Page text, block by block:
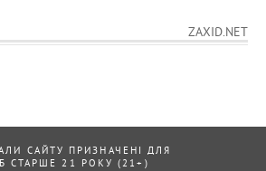
ZAXID.NET
САЙТУ ПРИЗНАЧЕНІ ДЛЯ
СТАРШЕ 21 РОКУ (21+)